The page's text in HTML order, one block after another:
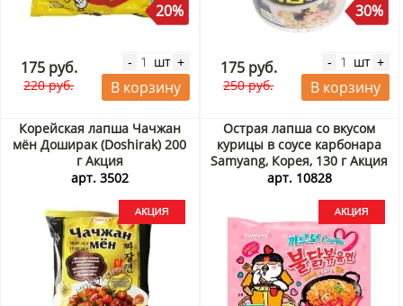
20%
175 руб.
220 руб.
- шт +
В корзину
30%
175 руб.
250 руб.
- шт +
В корзину
Корейская лапша Чачжан
мён Доширак (Doshirak) 200
г Акция
арт. 3502
Острая лапша со вкусом
курицы в соусе карбонара
Samyang, Корея, 130 г Акция
арт. 10828